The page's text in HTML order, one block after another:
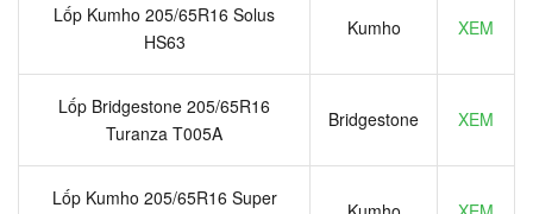
Lốp Kumho 205/65R16 Solus
HS63
Kumho XEM
Lốp Bridgestone 205/65R16
Turanza T005A
Bridgestone XEM
Lốp Kumho 205/65R16 Super